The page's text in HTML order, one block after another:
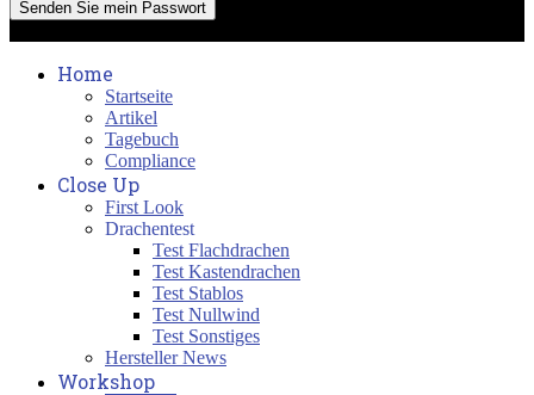
Home
Startseite
Artikel
Tagebuch
Compliance
Close Up
First Look
Drachentest
Test Flachdrachen
Test Kastendrachen
Test Stablos
Test Nullwind
Test Sonstiges
Hersteller News
Workshop